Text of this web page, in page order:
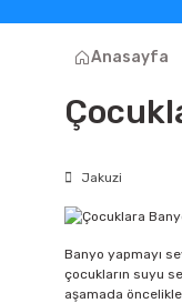
Anasayfa
Jakuzi
Banyo yapmayı
çocukların suyu
aşamada